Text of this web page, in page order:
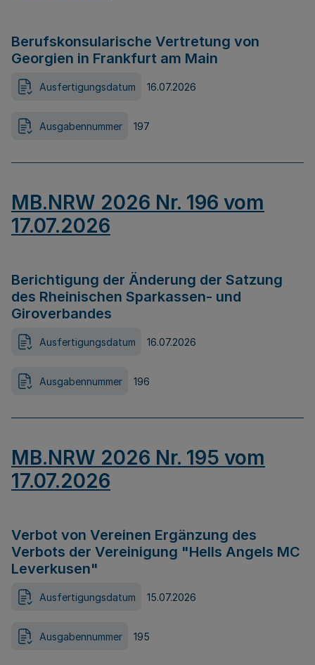
Berufskonsularische Vertretung von
Georgien in Frankfurt am Main
Ausfertigungsdatum 16.07.2026
Ausgabennummer 197
MB.NRW 2026 Nr. 196 vom
17.07.2026
Berichtigung der Änderung der Satzung
des Rheinischen Sparkassen- und
Giroverbandes
Ausfertigungsdatum 16.07.2026
Ausgabennummer 196
MB.NRW 2026 Nr. 195 vom
17.07.2026
Verbot von Vereinen Ergänzung des
Verbots der Vereinigung "Hells Angels MC
Leverkusen"
Ausfertigungsdatum 15.07.2026
Ausgabennummer 195